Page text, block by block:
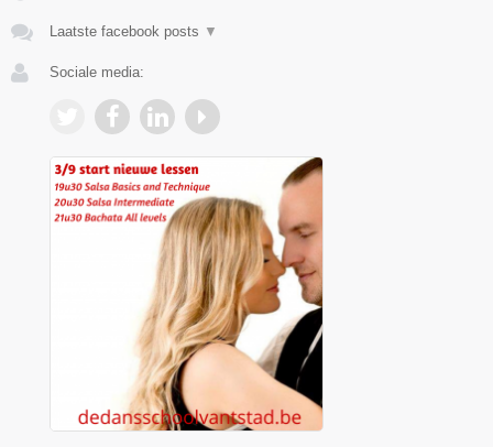
Laatste facebook posts ▼
Sociale media: